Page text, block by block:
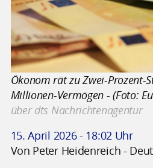
Ökonom rät zu Zwei-Prozent-
Millionen-Vermögen - (Foto:
über dts Nachrichtenagentur
15. April 2026 - 18:02 Uhr
Von Peter Heidenreich -